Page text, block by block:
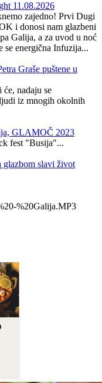
11.08.2026
zajedno! Prvi Dugi
i donosi nam glazbeni
Galija, a za uvod u noć
se energična Infuzija...
Graše puštene u
nadaju se
iz mnogih okolnih
GLAMOČ 2023
fest "Busija"...
glazbom slavi život
%20Galija.MP3